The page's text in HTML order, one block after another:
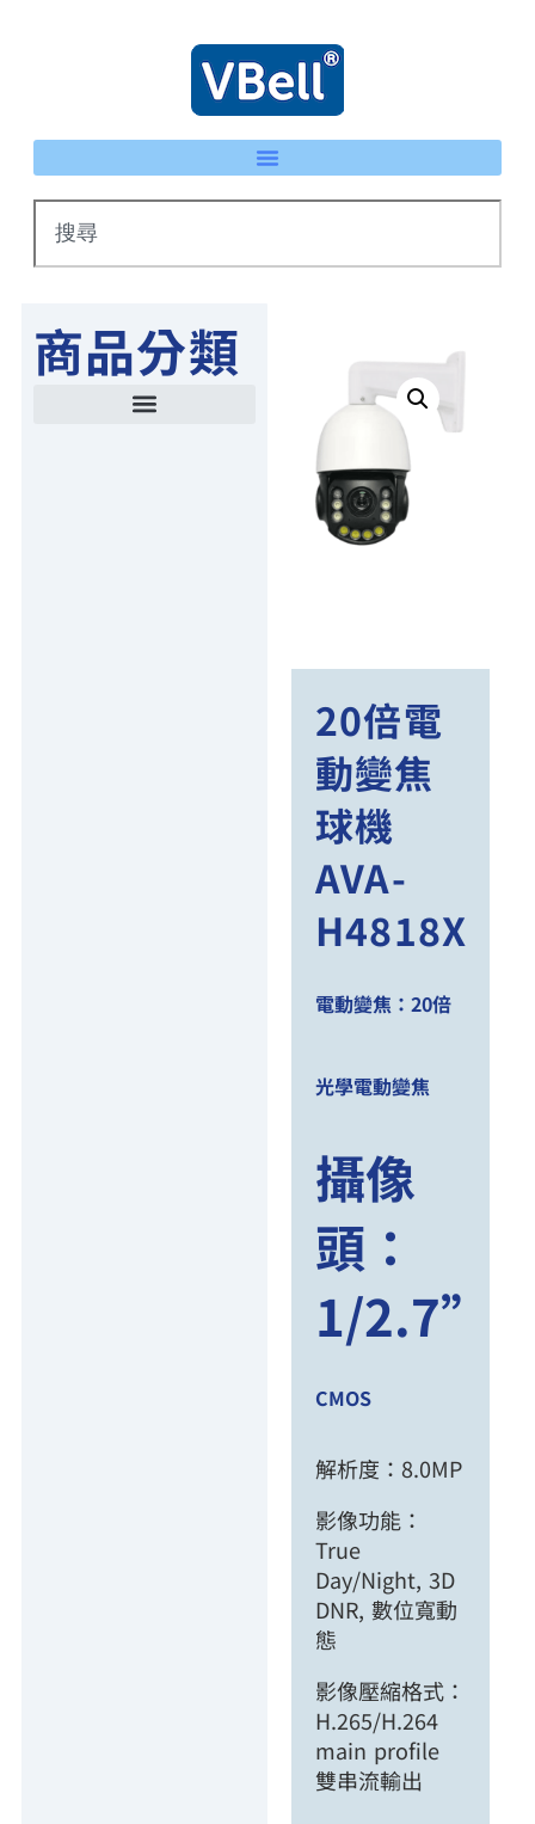
商品分類
20倍電
動變焦
球機
AVA-
H4818X
電動變焦：20倍
光學電動變焦
攝像
頭：
1/2.7”
CMOS
解析度：8.0MP
影像功能：
True
Day/Night, 3D
DNR, 數位寬動
態
影像壓縮格式：
H.265/H.264
main profile
雙串流輸出